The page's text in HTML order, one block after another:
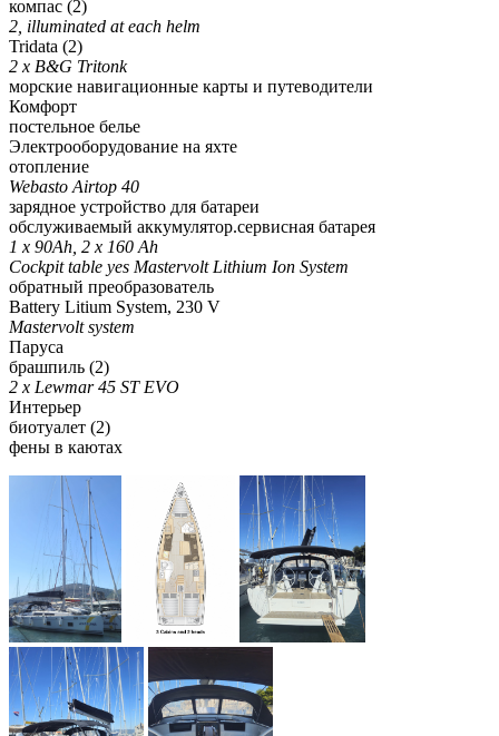
компас (2)
2, illuminated at each helm
Tridata (2)
2 x B&G Tritonk
морские навигационные карты и путеводители
Комфорт
постельное белье
Электрооборудование на яхте
отопление
Webasto Airtop 40
зарядное устройство для батареи
обслуживаемый аккумулятор.сервисная батарея
1 x 90Ah, 2 x 160 Ah
Cockpit table yes Mastervolt Lithium Ion System
обратный преобразователь
Battery Litium System, 230 V
Mastervolt system
Паруса
брашпиль (2)
2 x Lewmar 45 ST EVO
Интерьер
биотуалет (2)
фены в каютах